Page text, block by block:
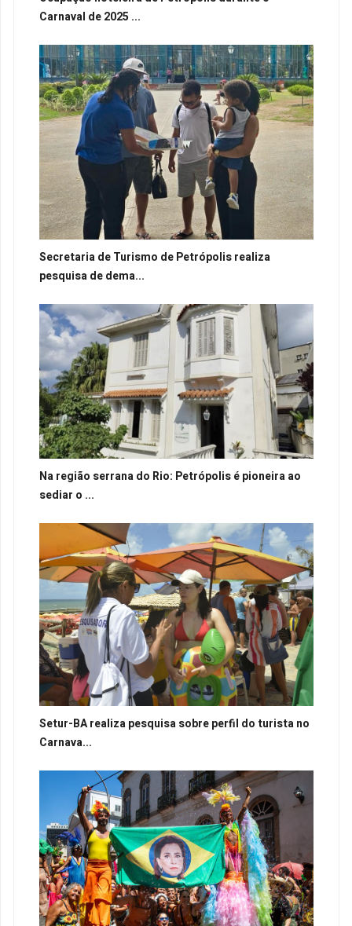
Carnaval de 2025 ...
Secretaria de Turismo de Petrópolis realiza
pesquisa de dema...
Na região serrana do Rio: Petrópolis é pioneira ao
sediar o ...
Setur-BA realiza pesquisa sobre perfil do turista no
Carnava...